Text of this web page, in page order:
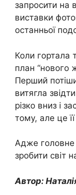
запросити на
виставки
останньої
Коли гортала
план “нового
Перший
витягла
різко вниз і
тому, але це
Адже головне
зробити світ
Автор: